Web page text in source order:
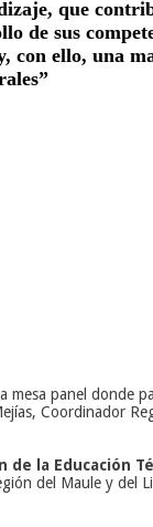
que
de sus
con ello, una
mesa panel donde
Coordinador
la Educación
del Maule y del